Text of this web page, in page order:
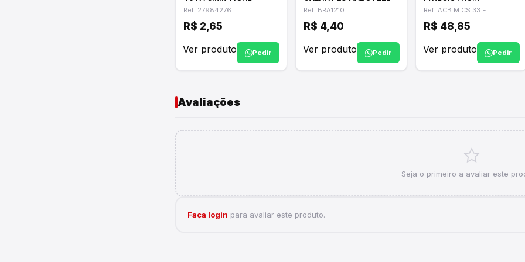
Ref: 27984276
R$ 2,65
Ver produto
Pedir
Ref: BRA1210
R$ 4,40
Ver produto
Pedir
1/2"-3/4"-1" ACB M CS
Ref: ACB M CS 33 E
R$ 48,85
Ver produto
Pedir
Avaliações
Seja o primeiro a avaliar este
Faça login para avaliar este produto.